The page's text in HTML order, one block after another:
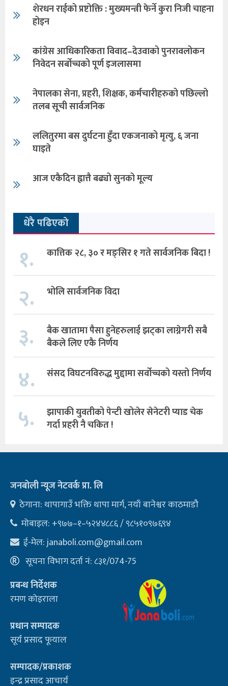
शेरधन राईको प्रष्टोक्ति : मुख्यमन्त्री फेर्ने कुरा निजी चाहना
होइन
कांग्रेस आधिकारिकता विवाद–देउवाको पुनरावलोकन
निवेदन सर्बोच्चको पूर्ण इजलासमा
नेपालका सेना, प्रहरी, शिक्षक, कर्मचारीहरुको पछिल्लो
तलब सूची सार्वजनिक
ललितुरमा बस दुर्घटना हुँदा एकजनाको मृत्यु, ६ जना
घाइते
आज एकैदिन ह्वात्तै बढ्यो सुनको मूल्य
धेरै पढिएको
१. कात्तिक २८, ३० र मङ्सिर १ गते सार्वजनिक बिदा !
२. भोलि सार्वजनिक विदा
३.
बैक खातामा पैसा हुनेहरुलाई झट्का लाग्नेगरी सबै
बैकले लिए एकै निर्णय
४. संसद विघटनविरुद्ध मुद्दामा सर्वोच्चको यस्तो निर्णय
५.
झापाकी युवतीको पेन्टी खोलेर सेनेटरी प्याड चेक
गर्दा प्रहरी नै चकित !
जनबोली न्यूज नेटवर्क प्रा. लि
ठेगाना: थापागाउँ भक्ति थापा मार्ग, नयाँ बानेश्वर काठमाडौ
मोबाइल: +९७७–१–५२४४८८६ / ९८५१०९७६९४
ई-मेल:janaboli.com@gmail.com
सूचना विभाग दर्ता नं: ८३१/074-75
प्रबन्ध निर्देशक
रमण कोइराला
प्रधान सम्पादक
सूर्य प्रसाद फूयाल
सम्पादक/प्रकाशक
इन्द्र प्रसाद आचार्य